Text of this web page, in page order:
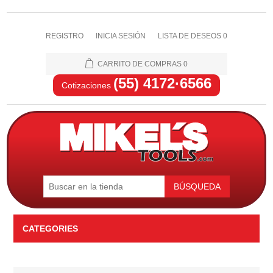
REGISTRO INICIA SESIÓN LISTA DE DESEOS 0
CARRITO DE COMPRAS 0
Cotizaciones (55) 4172·6566
BÚSQUEDA
CATEGORIES